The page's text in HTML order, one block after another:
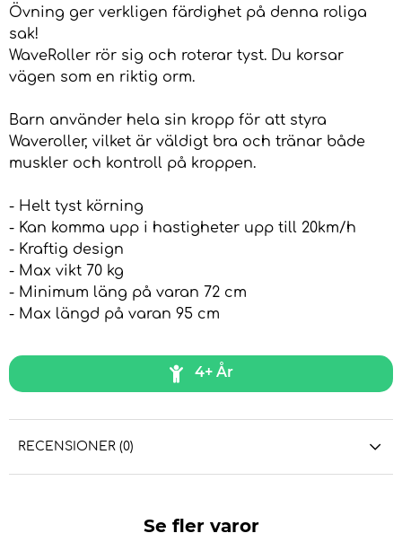
Övning ger verkligen färdighet på denna roliga
sak!
WaveRoller rör sig och roterar tyst. Du korsar
vägen som en riktig orm.
Barn använder hela sin kropp för att styra
Waveroller, vilket är väldigt bra och tränar både
muskler och kontroll på kroppen.
- Helt tyst körning
- Kan komma upp i hastigheter upp till 20km/h
- Kraftig design
- Max vikt 70 kg
- Minimum läng på varan 72 cm
- Max längd på varan 95 cm
4+ År
RECENSIONER (0)
Se fler varor